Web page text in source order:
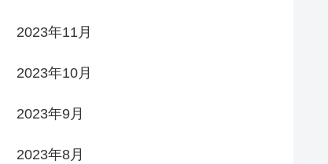
2023年11月
2023年10月
2023年9月
2023年8月